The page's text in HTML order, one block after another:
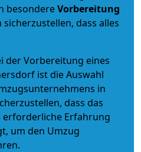
besondereVorbereitung
sicherzustellen, dass alles
der Vorbereitung eines
ist die Auswahl
in
dass das
Erfahrung
um den Umzug